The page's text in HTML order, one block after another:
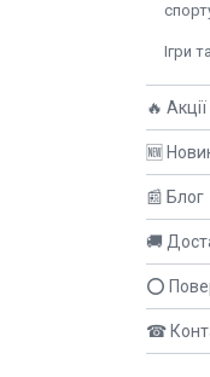
Ігри
🔥
🆕
📰 Блог
🚚
⭕
☎